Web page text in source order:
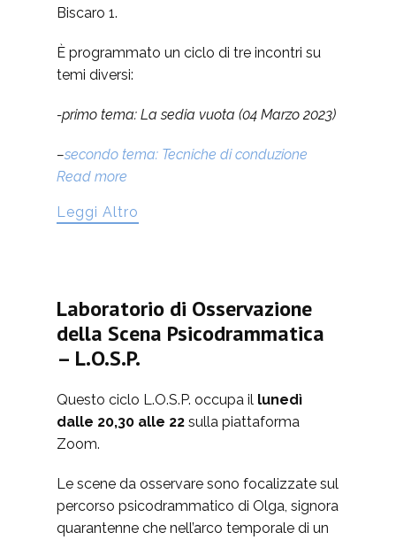
Biscaro 1.
È programmato un ciclo di tre incontri su
temi diversi:
-primo tema: La sedia vuota (04 Marzo 2023)
–secondo tema: Tecniche di conduzione
Read more
Leggi Altro
Laboratorio di Osservazione
della Scena Psicodrammatica
– L.O.S.P.
Questo ciclo L.O.S.P. occupa il lunedì
dalle 20,30 alle 22 sulla piattaforma
Zoom.
Le scene da osservare sono focalizzate sul
percorso psicodrammatico di Olga, signora
quarantenne che nell’arco temporale di un